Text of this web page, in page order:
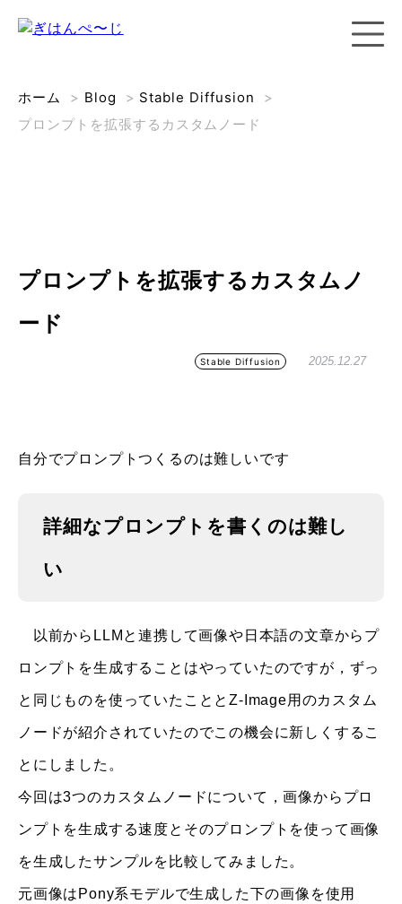
ホーム > Blog > Stable Diffusion
>
プロンプトを拡張するカスタムノード
プロンプトを拡張するカスタムノ
ード
Stable Diffusion 2025.12.27
自分でプロンプトつくるのは難しいです
詳細なプロンプトを書くのは難し
い
以前からLLMと連携して画像や日本語の文章からプ
ロンプトを生成することはやっていたのですが，ずっ
と同じものを使っていたこととZ-Image用のカスタム
ノードが紹介されていたのでこの機会に新しくするこ
とにしました。
今回は3つのカスタムノードについて，画像からプロ
ンプトを生成する速度とそのプロンプトを使って画像
を生成したサンプルを比較してみました。
元画像はPony系モデルで生成した下の画像を使用